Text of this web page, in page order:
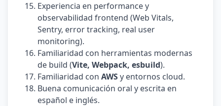
Experiencia en performance y
observabilidad frontend (Web Vitals,
Sentry, error tracking, real user
monitoring).
Familiaridad con herramientas modernas
de build (Vite, Webpack, esbuild).
Familiaridad con AWSy entornos cloud.
Buena comunicación oral y escrita en
español e inglés.